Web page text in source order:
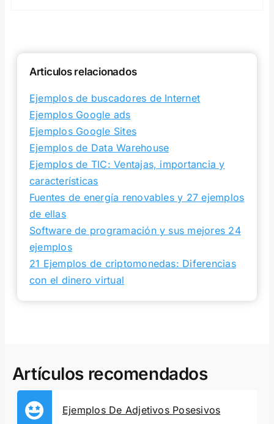
Articulos relacionados
Ejemplos de buscadores de Internet
Ejemplos Google ads
Ejemplos Google Sites
Ejemplos de Data Warehouse
Ejemplos de TIC: Ventajas, importancia y
características
Fuentes de energía renovables y 27 ejemplos
de ellas
Software de programación y sus mejores 24
ejemplos
21 Ejemplos de criptomonedas: Diferencias
con el dinero virtual
Artículos recomendados
Ejemplos De Adjetivos Posesivos